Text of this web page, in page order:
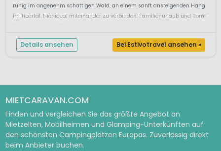
ruhig im angenehm schattigen Wald, an einem sanft ansteigenden Hang
im Tibertal. Hier ideal miteinander zu verbinden: Familienurlaub und Rom-
Details ansehen Bei Estivotravel ansehen »
MIETCARAVAN.COM
Finden und vergleichen Sie das größte Angebot an
Mietzelten, Mobilheimen und Glamping-Unterkünften auf
den schönsten Campingplätzen Europas. Zuverlässig direkt
beim Anbieter buchen.